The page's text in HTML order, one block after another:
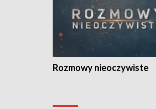
Rozmowy nieoczywiste